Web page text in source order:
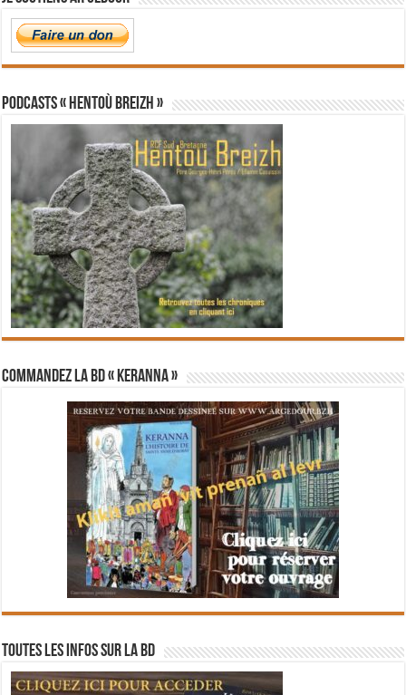
PODCASTS « Hentoù Breizh »
Commandez la BD « Keranna »
Toutes les infos sur la BD